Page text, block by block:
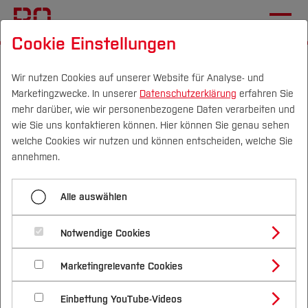
Campus Personen DE|EN Quicklinks
Studium
Studienangebote
Bachelorstudiengänge
Masterstudiengänge
Vor dem Studium
Bewerben & Einschreiben
Bewerbungsportal
Im Studium
Studienbüros und Prüfungen
Nach dem Studium
Forschung & Transfer
Profil
Forschungs- und Transferprofil
Schwerpunkte (FuT)
Beratung & Förderung
Nachhaltigkeit
Nachhaltigkeit studieren
International
Danke für das Ausfüllen des Formulars zum Tag
der offenen Tür
Menü aufklappen
Danke für das Ausfüllen des Formulars zum
Tag der offenen Tür
Vielen Dank, das Sie sich Zeit zum
Ausfüllen des Formulars
genommen haben!
Cookie Einstellungen
Wir nutzen Cookies auf unserer Website für Analyse- und
Marketingzwecke. In unserer Datenschutzerklärung erfahren Sie
mehr darüber, wie wir personenbezogene Daten verarbeiten und
wie Sie uns kontaktieren können. Hier können Sie genau sehen
welche Cookies wir nutzen und können entscheiden, welche Sie
annehmen.
Alle auswählen
Notwendige Cookies
Marketingrelevante Cookies
Einbettung YouTube-Videos